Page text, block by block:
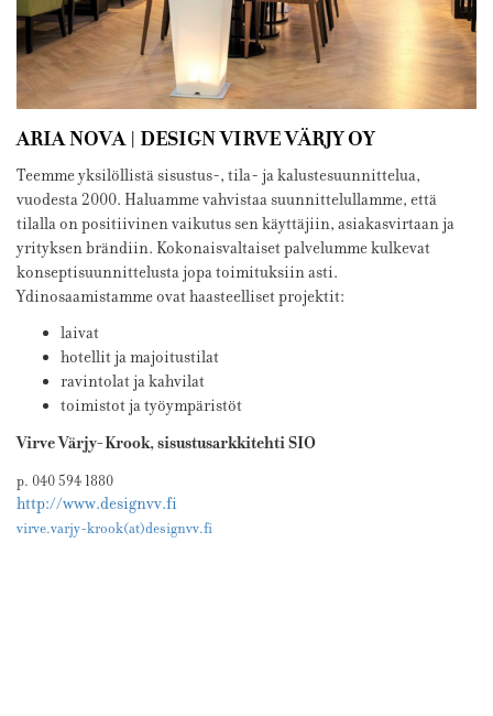
ARIA NOVA | DESIGN VIRVE VÄRJY OY
Teemme yksilöllistä sisustus-, tila- ja kalustesuunnittelua,
vuodesta 2000. Haluamme vahvistaa suunnittelullamme, että
tilalla on positiivinen vaikutus sen käyttäjiin, asiakasvirtaan ja
yrityksen brändiin. Kokonaisvaltaiset palvelumme kulkevat
konseptisuunnittelusta jopa toimituksiin asti.
Ydinosaamistamme ovat haasteelliset projektit:
laivat
hotellit ja majoitustilat
ravintolat ja kahvilat
toimistot ja työympäristöt
Virve Värjy-Krook, sisustusarkkitehti SIO
p. 040 594 1880
http://www.designvv.fi
virve.varjy-krook(at)designvv.fi